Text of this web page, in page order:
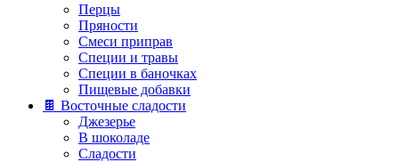
Перцы
Пряности
Смеси приправ
Специи и травы
Специи в баночках
Пищевые добавки
🍫 Восточные сладости
Джезерье
В шоколаде
Сладости